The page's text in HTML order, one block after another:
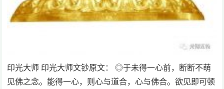
印光大师 印光大师文钞原文： ◎于未得一心前，断断不萌
见佛之念。能得一心，则心与道合，心与佛合。欲见即可顿